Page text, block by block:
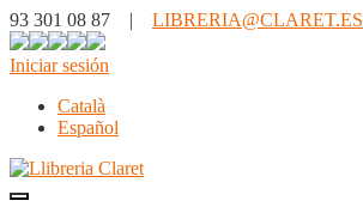
93 301 08 87 | LIBRERIA@CLARET.ES
Iniciar sesión
Català
Español